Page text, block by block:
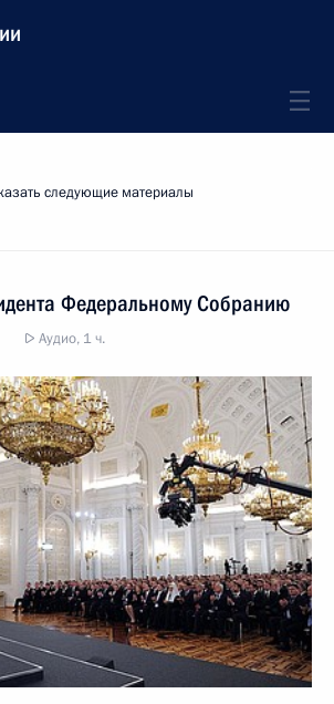
следующие материалы
Федеральному Собранию
Аудио, 1 ч.